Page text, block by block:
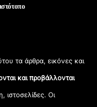
τα άρθρα, εικόνες και
και προβάλλονται
ιστοσελίδες. Οι